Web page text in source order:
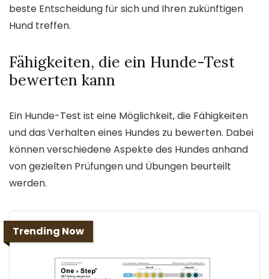
beste Entscheidung für sich und Ihren zukünftigen
Hund treffen.
Fähigkeiten, die ein Hunde-Test
bewerten kann
Ein Hunde-Test ist eine Möglichkeit, die Fähigkeiten
und das Verhalten eines Hundes zu bewerten. Dabei
können verschiedene Aspekte des Hundes anhand
von gezielten Prüfungen und Übungen beurteilt
werden.
Trending Now